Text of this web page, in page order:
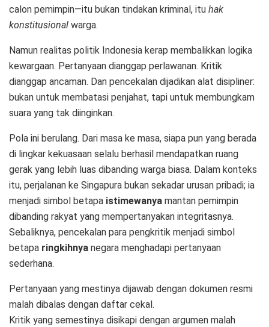
calon pemimpin—itu bukan tindakan kriminal, itu hak
konstitusional warga.
Namun realitas politik Indonesia kerap membalikkan logika
kewargaan. Pertanyaan dianggap perlawanan. Kritik
dianggap ancaman. Dan pencekalan dijadikan alat disipliner:
bukan untuk membatasi penjahat, tapi untuk membungkam
suara yang tak diinginkan.
Pola ini berulang. Dari masa ke masa, siapa pun yang berada
di lingkar kekuasaan selalu berhasil mendapatkan ruang
gerak yang lebih luas dibanding warga biasa. Dalam konteks
itu, perjalanan ke Singapura bukan sekadar urusan pribadi; ia
menjadi simbol betapa istimewanya mantan pemimpin
dibanding rakyat yang mempertanyakan integritasnya.
Sebaliknya, pencekalan para pengkritik menjadi simbol
betapa ringkihnya negara menghadapi pertanyaan
sederhana.
Pertanyaan yang mestinya dijawab dengan dokumen resmi
malah dibalas dengan daftar cekal.
Kritik yang semestinya disikapi dengan argumen malah